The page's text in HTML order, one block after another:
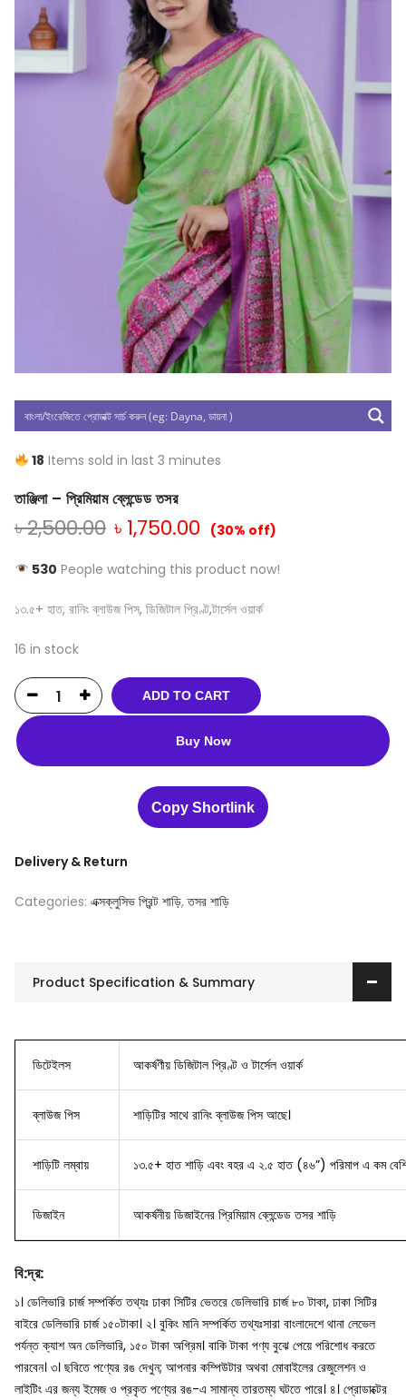
18 Items sold in last 3 minutes
তাঞ্জিলা – প্রিমিয়াম ব্লেন্ডেড তসর
৳2,500.00 ৳ 1,750.00 (30% off)
530 People watching this product now!
১৩.৫+ হাত, রানিং ব্লাউজ পিস, ডিজিটাল প্রিণ্ট,টার্সেল ওয়ার্ক
16 in stock
ADD TO CART
Buy Now
Copy Shortlink
Delivery & Return
Categories: এক্সক্লুসিভ প্রিন্ট শাড়ি,তসর শাড়ি
Product Specification & Summary
ডিটেইলস আকর্ষণীয় ডিজিটাল প্রিণ্ট ও টার্সেল ওয়ার্ক
ব্লাউজ পিস শাড়িটির সাথে রানিং ব্লাউজ পিস আছে।
শাড়িটি লম্বায় ১৩.৫+ হাত শাড়ি এবং বহর এ ২.৫ হাত (৪৬”) পরিমাপ এ কম
ডিজাইন আকর্ষনীয় ডিজাইনের প্রিমিয়াম ব্লেন্ডেড তসর শাড়ি
বি:দ্র:
১। ডেলিভারি চার্জ সম্পর্কিত তথ্যঃ ঢাকা সিটির ভেতরে ডেলিভারি চার্জ ৮০ টাকা, ঢাকা সিটির
বাইরে ডেলিভারি চার্জ ১৫০টাকা। ২। বুকিং মানি সম্পর্কিত তথ্যঃসারা বাংলাদেশে থানা লেভেল
পর্যন্ত ক্যাশ অন ডেলিভারি, ১৫০ টাকা অগ্রিম। বাকি টাকা পণ্য বুঝে পেয়ে পরিশোধ করতে
পারবেন। ৩। ছবিতে পণ্যের রঙ দেখুন; আপনার কম্পিউটার অথবা মোবাইলের রেজুলেশন ও
লাইটিং এর জন্য ইমেজ ও প্রকৃত পণ্যের রঙ-এ সামান্য তারতম্য ঘটতে পারে। ৪। প্রোডাক্টের